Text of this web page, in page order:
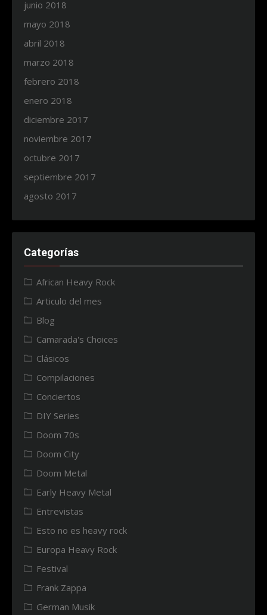
junio 2018
mayo 2018
abril 2018
marzo 2018
febrero 2018
enero 2018
diciembre 2017
noviembre 2017
octubre 2017
septiembre 2017
agosto 2017
Categorías
African Heavy Rock
Articulo del mes
Blog
Camarada's Choices
Clásicos
Compilaciones
Conciertos
DIY Series
Doom 70s
Doom City
Doom Metal
Early Heavy Metal
Entrevistas
Esto no es heavy rock
Europa Heavy Rock
Festival
Frank Zappa
German Musik